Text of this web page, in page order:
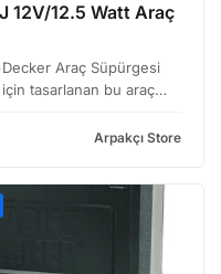
12V/12.5 Watt Araç
Araç Süpürgesi
tasarlanan bu araç
Arpakçı Store